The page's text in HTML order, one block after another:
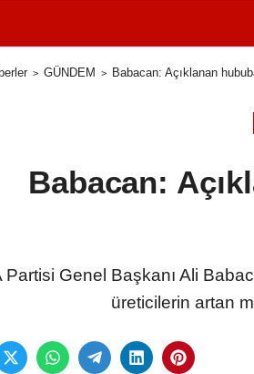
GÜNDEM Babacan: Açıklanan
Babacan:
Partisi Genel Başkanı Ali
üreticilerin artan